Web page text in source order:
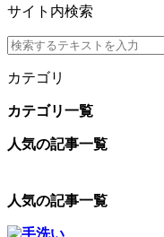
サイト内検索
カテゴリ
カテゴリ一覧
人気の記事一覧
人気の記事一覧